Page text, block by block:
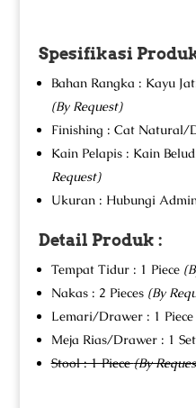
Spesifikasi
Bahan Rangka : Kayu
(By Request)
Finishing : Cat Natural/
Kain Pelapis : Kain
Request)
Ukuran : Hubungi
Detail Produk :
Tempat Tidur : 1 Piece
Nakas : 2 Pieces (By
Lemari/Drawer : 1 Piece
Meja Rias/Drawer : 1 Set
Stool : 1 Piece(By